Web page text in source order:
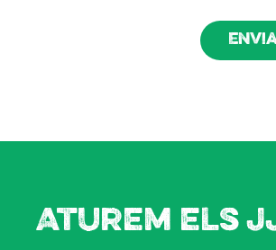
Aturem els